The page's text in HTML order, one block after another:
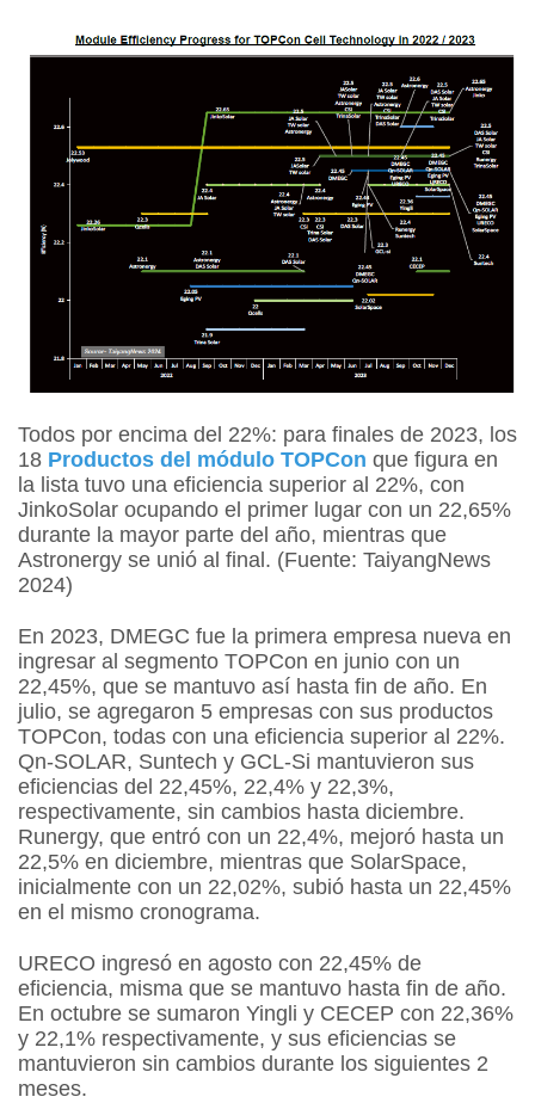
Todos por encima del 22%: para finales de 2023, los
18 Productos del módulo TOPCon que figura en
la lista tuvo una eficiencia superior al 22%, con
JinkoSolar ocupando el primer lugar con un 22,65%
durante la mayor parte del año, mientras que
Astronergy se unió al final. (Fuente: TaiyangNews
2024)
En 2023, DMEGC fue la primera empresa nueva en
ingresar al segmento TOPCon en junio con un
22,45%, que se mantuvo así hasta fin de año. En
julio, se agregaron 5 empresas con sus productos
TOPCon, todas con una eficiencia superior al 22%.
Qn-SOLAR, Suntech y GCL-Si mantuvieron sus
eficiencias del 22,45%, 22,4% y 22,3%,
respectivamente, sin cambios hasta diciembre.
Runergy, que entró con un 22,4%, mejoró hasta un
22,5% en diciembre, mientras que SolarSpace,
inicialmente con un 22,02%, subió hasta un 22,45%
en el mismo cronograma.
URECO ingresó en agosto con 22,45% de
eficiencia, misma que se mantuvo hasta fin de año.
En octubre se sumaron Yingli y CECEP con 22,36%
y 22,1% respectivamente, y sus eficiencias se
mantuvieron sin cambios durante los siguientes 2
meses.